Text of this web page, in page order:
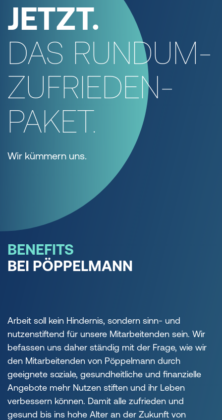
JETZT.
DAS RUNDUM-
ZUFRIEDEN-
PAKET.
Wir kümmern uns.
BENEFITS
BEI PÖPPELMANN
Arbeit soll kein Hindernis, sondern sinn- und
nutzenstiftend für unsere Mitarbeitenden sein. Wir
befassen uns daher ständig mit der Frage, wie wir
den Mitarbeitenden von Pöppelmann durch
geeignete soziale, gesundheitliche und finanzielle
Angebote mehr Nutzen stiften und ihr Leben
verbessern können. Damit alle zufrieden und
gesund bis ins hohe Alter an der Zukunft von